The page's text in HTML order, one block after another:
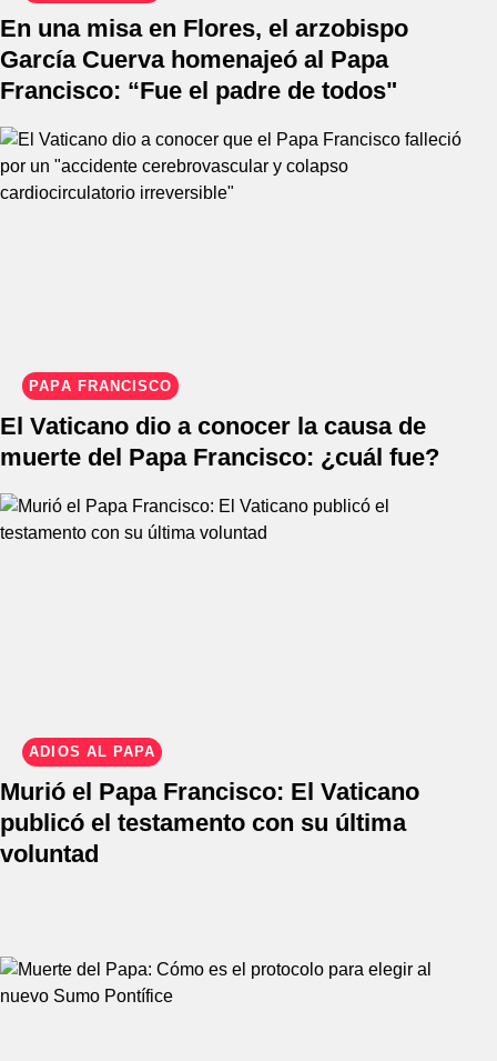
En una misa en Flores, el arzobispo
García Cuerva homenajeó al Papa
Francisco: “Fue el padre de todos"
PAPA FRANCISCO
El Vaticano dio a conocer la causa de
muerte del Papa Francisco: ¿cuál fue?
ADIÓS AL PAPA
Murió el Papa Francisco: El Vaticano
publicó el testamento con su última
voluntad